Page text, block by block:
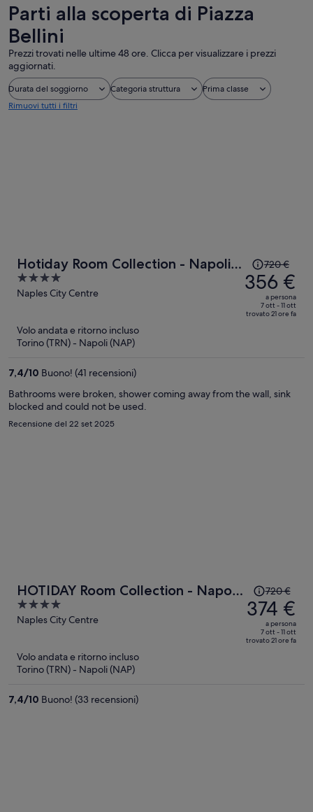
Parti alla scoperta di Piazza
Bellini
Prezzi trovati nelle ultime 48 ore. Clicca per visualizzare i prezzi
aggiornati.
Durata del soggiorno Categoria struttura
Prima classe
Rimuovi tutti i filtri
Hotiday Room Collection - Napoli
Sant’Arcangelo
4
out
Naples City Centre
prezzo
era
720 €,
ora
720 €
356 €
a persona
7 ott - 11 ott
trovato 21 ore fa
Volo andata e ritorno incluso
Torino (TRN) - Napoli (NAP)
7,4/10 Buono! (41 recensioni)
Bathrooms were broken, shower coming away from the wall, sink
blocked and could not be used.
Recensione del 22 set 2025
HOTIDAY Room Collection - Napoli
Duomo
4
out
Naples City Centre
prezzo
era
720 €,
ora
720 €
374 €
a persona
7 ott - 11 ott
trovato 21 ore fa
Volo andata e ritorno incluso
Torino (TRN) - Napoli (NAP)
7,4/10 Buono! (33 recensioni)